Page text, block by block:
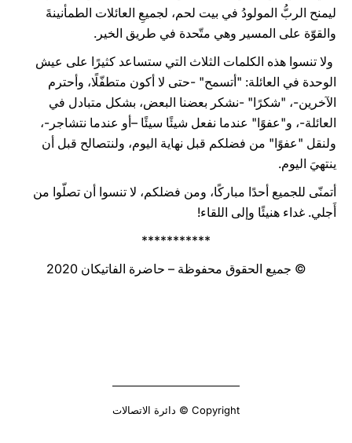
ليمنح الربُّ المولودُ في بيت لحم، لجميعِ العائلات الطمأنينةَ
والقوّة على المسير وهي متّحدة في طريق الخير.
ولا تنسوا هذه الكلمات الثلاث التي ستساعد كثيرًا على عيش
الوحدة في العائلة: "أتسمح" -حتى لا أكون متطفّلًا، وأحترم
الآخرين-، "شكرًا" -نشكر بعضنا البعض، بشكل متبادل في
العائلة-، و"عفوًا" عندما نفعل شيئًا سيئًا –أو عندما نتشاجر-،
ولنقل "عفوًا" من فضلكم قبل نهاية اليوم، ولنتصالح قبل أن
ينتهيَ اليوم.
أتمنّى للجميع أحدًا مباركًا، ومن فضلكم، لا تنسوا أن تصلّوا من
أَجلي. غداء هنيئًا وإلى اللقاء!
***********
© جميع الحقوق محفوظة – حاضرة الفاتيكان 2020
Copyright © دائرة الاتصالات